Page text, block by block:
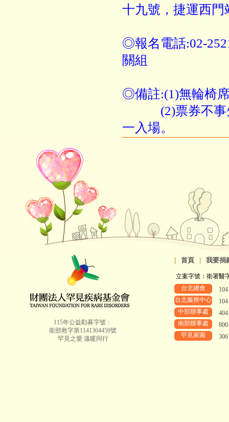
十九號，捷運西門
◎報名電話:02-
關組
◎備註:(1)無輪椅
(2)票券不事先
一入場。
115年公益勸募字號：
衛部救字第1141364459號
罕見之愛 溫暖同行
首頁 我要捐
立案字號：衛署醫
台北總會
台北服務中心
中部辦事處
南部辦事處
罕見家園